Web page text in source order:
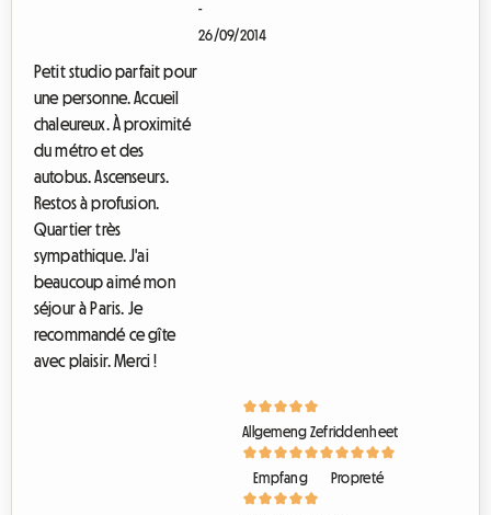
-
26/09/2014
Petit studio parfait pour
une personne. Accueil
chaleureux. À proximité
du métro et des
autobus. Ascenseurs.
Restos à profusion.
Quartier très
sympathique. J'ai
beaucoup aimé mon
séjour à Paris. Je
recommandé ce gîte
avec plaisir. Merci !
Allgemeng Zefriddenheet
Empfang Propreté